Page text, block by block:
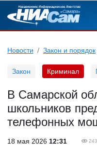
Новости Закон и порядок
Закон Криминал
В Самарской
школьников
телефонных
18 мая 2026 12:31